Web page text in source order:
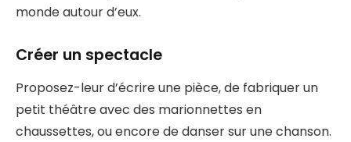
monde autour d’eux.
Créer un spectacle
Proposez-leur d’écrire une pièce, de fabriquer un
petit théâtre avec des marionnettes en
chaussettes, ou encore de danser sur une chanson.